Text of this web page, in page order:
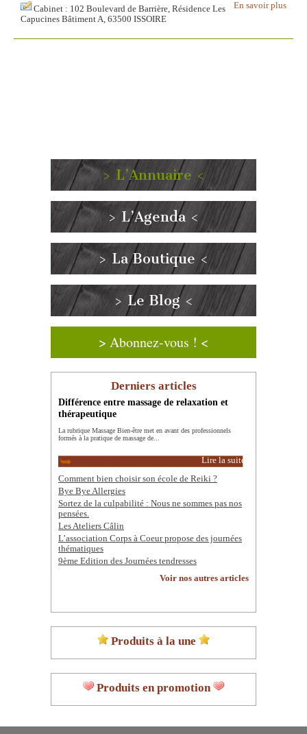
En savoir plus
Cabinet : 102 Boulevard de Barrière, Résidence Les
Capucines Bâtiment A, 63500 ISSOIRE
> L’Annuaire <
> L’Agenda <
> La Boutique <
> Le Blog <
> Abonnez-vous ! <
Derniers articles
Différence entre massage de relaxation et
thérapeutique
La rubrique Massage Bien-être met en avant des professionnels
formés à la pratique de massage de...
Lire la suite
Comment bien choisir son école de Reiki ?
Bye Bye Allergies
Sortez de la culpabilité : Nous ne sommes pas nos
pensées.
Les Ateliers Câlin
L’association Corps à Coeur propose des journées
thématiques
9ème Edition des Journées tendresses
Voir nos autres articles
Produits à la une
Produits en promotion